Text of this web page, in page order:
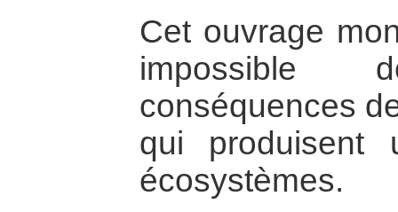
Cet ouvrage
conséquences
qui produisent
écosystèmes.